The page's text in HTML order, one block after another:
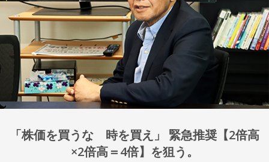
「株価を買うな 時を買え」 緊急推奨【2倍高
×2倍高＝4倍】を狙う。